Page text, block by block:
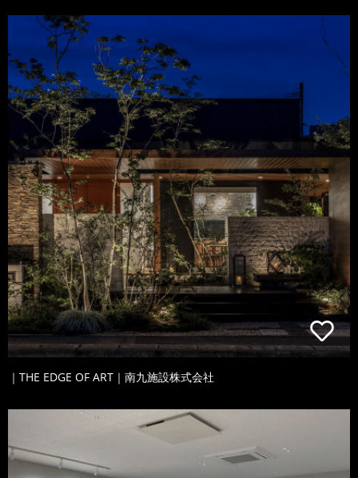
｜THE EDGE OF ART｜南九施設株式会社